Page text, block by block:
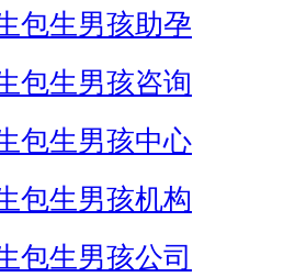
包生男孩助孕
包生男孩咨询
包生男孩中心
包生男孩机构
包生男孩公司